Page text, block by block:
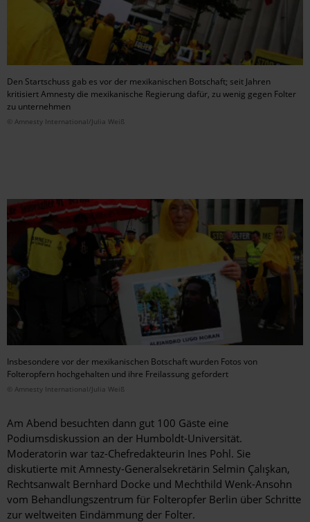
Den Startschuss gab es vor der mexikanischen Botschaft; seit Jahren
kritisiert Amnesty die mexikanische Regierung dafür, zu wenig gegen Folter
zu unternehmen
© Amnesty International/Julia Weiß
Insbesondere vor der mexikanischen Botschaft wurden Fotos von
Folteropfern hochgehalten und ihre Freilassung gefordert
© Amnesty International/Julia Weiß
Am Abend besuchten dann gut 100 Gäste eine
Podiumsdiskussion an der Humboldt-Universität.
Moderatorin war taz-Chefredakteurin Ines Pohl. Sie
diskutierte mit Amnesty-Generalsekretärin Selmin Çalışkan,
Rechtsanwalt Bernhard Docke und Mechthild Wenk-Ansohn
vom Behandlungszentrum für Folteropfer Berlin über Schritte
zur weltweiten Eindämmung der Folter.